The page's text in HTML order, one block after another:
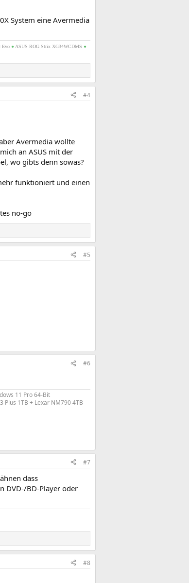
System eine Avermedia
Evo ● ASUS ROG Strix XG34WCDMS ●
#4
Avermedia wollte
an ASUS mit der
wo gibts denn sowas?
funktioniert und einen
no-go
#5
#6
11 Pro 64-Bit
Plus 1TB + Lexar NM790 4TB
#7
dass
DVD-/BD-Player oder
#8